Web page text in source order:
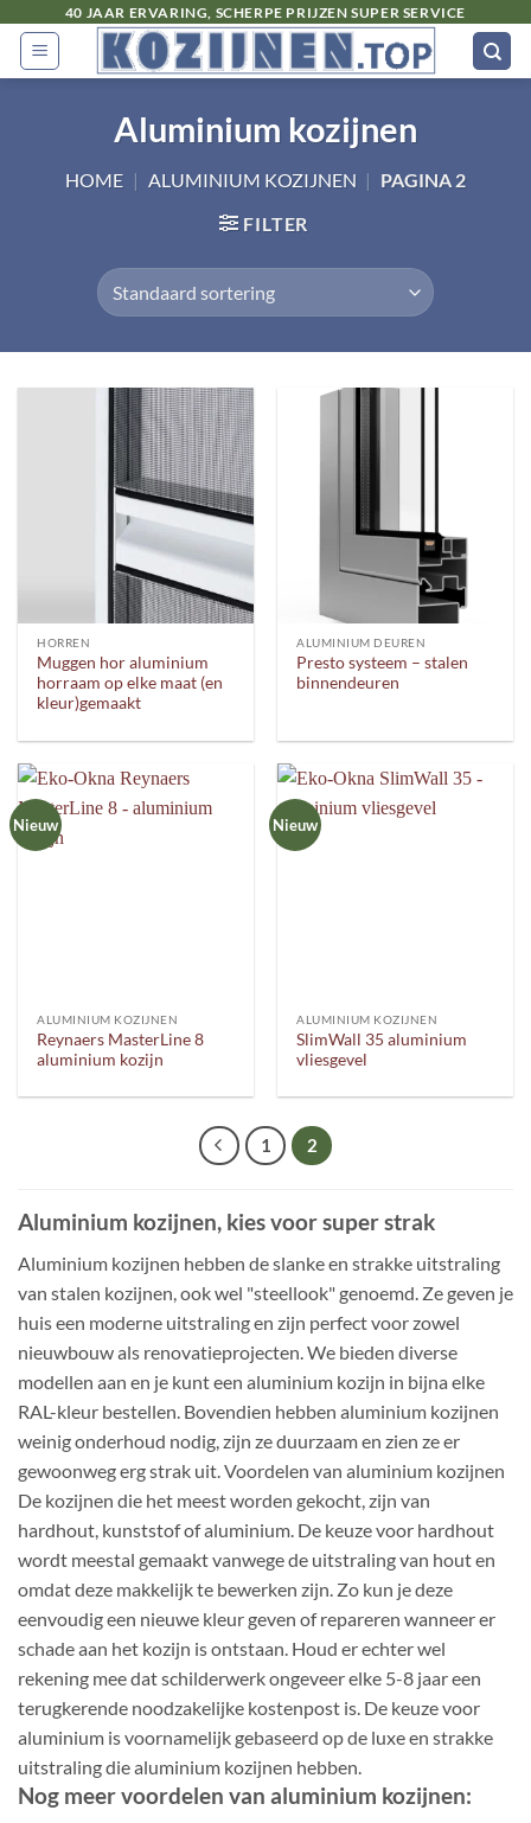
naar
inhoud
40 JAAR ERVARING, SCHERPE PRIJZEN SUPER SERVICE
Aluminium kozijnen
HOME | ALUMINIUM KOZIJNEN | PAGINA 2
FILTER
HORREN
Muggen hor aluminium
horraam op elke maat (en
kleur)gemaakt
ALUMINIUM DEUREN
Presto systeem – stalen
binnendeuren
Nieuw
ALUMINIUM KOZIJNEN
Reynaers MasterLine 8
aluminium kozijn
Nieuw
ALUMINIUM KOZIJNEN
SlimWall 35 aluminium
vliesgevel
1 2
Aluminium kozijnen, kies voor super strak
Aluminium kozijnen hebben de slanke en strakke uitstraling
van stalen kozijnen, ook wel "steellook" genoemd. Ze geven je
huis een moderne uitstraling en zijn perfect voor zowel
nieuwbouw als renovatieprojecten. We bieden diverse
modellen aan en je kunt een aluminium kozijn in bijna elke
RAL-kleur bestellen. Bovendien hebben aluminium kozijnen
weinig onderhoud nodig, zijn ze duurzaam en zien ze er
gewoonweg erg strak uit. Voordelen van aluminium kozijnen
De kozijnen die het meest worden gekocht, zijn van
hardhout, kunststof of aluminium. De keuze voor hardhout
wordt meestal gemaakt vanwege de uitstraling van hout en
omdat deze makkelijk te bewerken zijn. Zo kun je deze
eenvoudig een nieuwe kleur geven of repareren wanneer er
schade aan het kozijn is ontstaan. Houd er echter wel
rekening mee dat schilderwerk ongeveer elke 5-8 jaar een
terugkerende noodzakelijke kostenpost is. De keuze voor
aluminium is voornamelijk gebaseerd op de luxe en strakke
uitstraling die aluminium kozijnen hebben.
Nog meer voordelen van aluminium kozijnen: